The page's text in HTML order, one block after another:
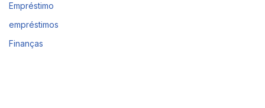
Empréstimo
empréstimos
Finanças